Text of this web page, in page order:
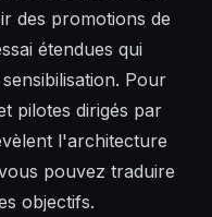
des promotions de
étendues qui
Pour
pilotes dirigés par
l'architecture
pouvez traduire
objectifs.